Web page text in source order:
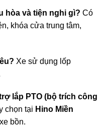
hòa và tiện nghi gì? Có
khóa cửa trung tâm,
Xe sử dụng lốp
lắp PTO (bộ trích công
chọn tại Hino Miền
bồn.